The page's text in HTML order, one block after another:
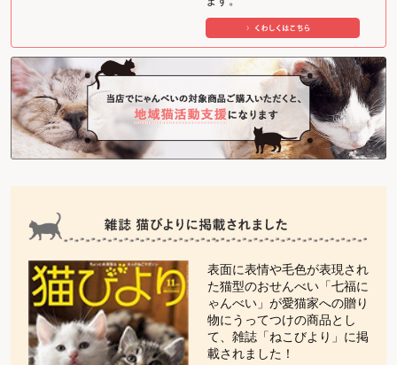
表面に表情や毛色が表現され
た猫型のおせんべい「七福に
ゃんべい」が愛猫家への贈り
物にうってつけの商品とし
て、雑誌「ねこびより」に掲
載されました！